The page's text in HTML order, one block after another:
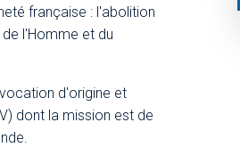
française : l'abolition
l'Homme et du
d'origine et
dont la mission est de